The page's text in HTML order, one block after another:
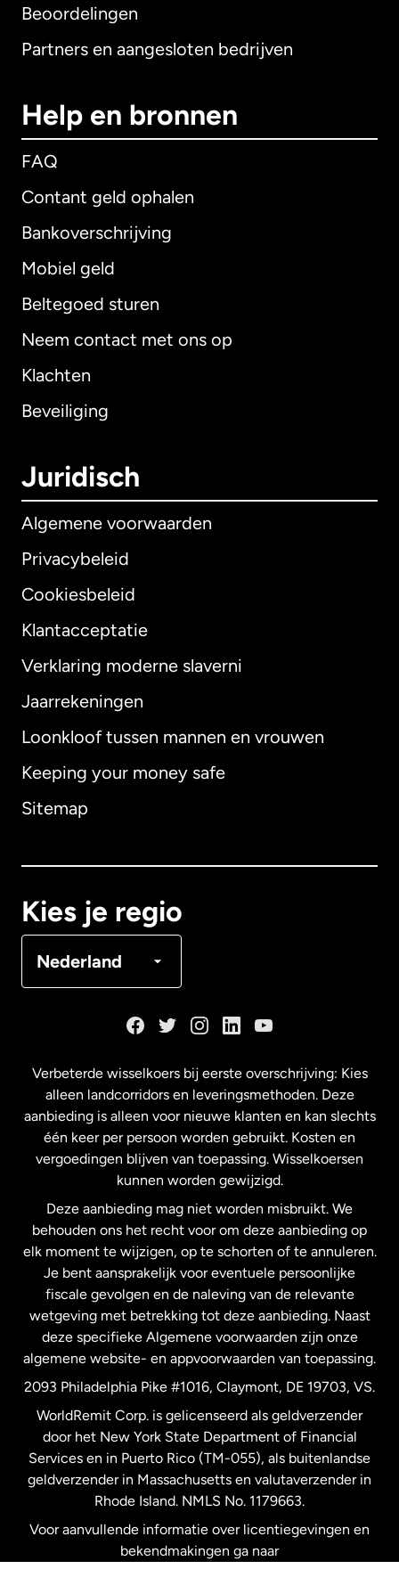
Beoordelingen
Partners en aangesloten bedrijven
Help en bronnen
FAQ
Contant geld ophalen
Bankoverschrijving
Mobiel geld
Beltegoed sturen
Neem contact met ons op
Klachten
Beveiliging
Juridisch
Algemene voorwaarden
Privacybeleid
Cookiesbeleid
Klantacceptatie
Verklaring moderne slaverni
Jaarrekeningen
Loonkloof tussen mannen en vrouwen
Keeping your money safe
Sitemap
Kies je regio
Nederland
Internationaal English
Australië
Maleisië
Nederland
Nieuw-Zeeland
Spanje
Verenigd Koninkrijk
Verenigde Staten English
Verenigde Staten Español
Zweden
Verbeterde wisselkoers bij eerste overschrijving: Kies
alleen landcorridors en leveringsmethoden. Deze
aanbieding is alleen voor nieuwe klanten en kan slechts
één keer per persoon worden gebruikt. Kosten en
vergoedingen blijven van toepassing. Wisselkoersen
kunnen worden gewijzigd.
Deze aanbieding mag niet worden misbruikt. We
behouden ons het recht voor om deze aanbieding op
elk moment te wijzigen, op te schorten of te annuleren.
Je bent aansprakelijk voor eventuele persoonlijke
fiscale gevolgen en de naleving van de relevante
wetgeving met betrekking tot deze aanbieding. Naast
deze specifieke Algemene voorwaarden zijn onze
algemene website- en appvoorwaarden van toepassing.
2093 Philadelphia Pike #1016, Claymont, DE 19703, VS.
WorldRemit Corp. is gelicenseerd als geldverzender
door het New York State Department of Financial
Services en in Puerto Rico (TM-055), als buitenlandse
geldverzender in Massachusetts en valutaverzender in
Rhode Island. NMLS No. 1179663.
Voor aanvullende informatie over licentiegevingen en
bekendmakingen ga naar